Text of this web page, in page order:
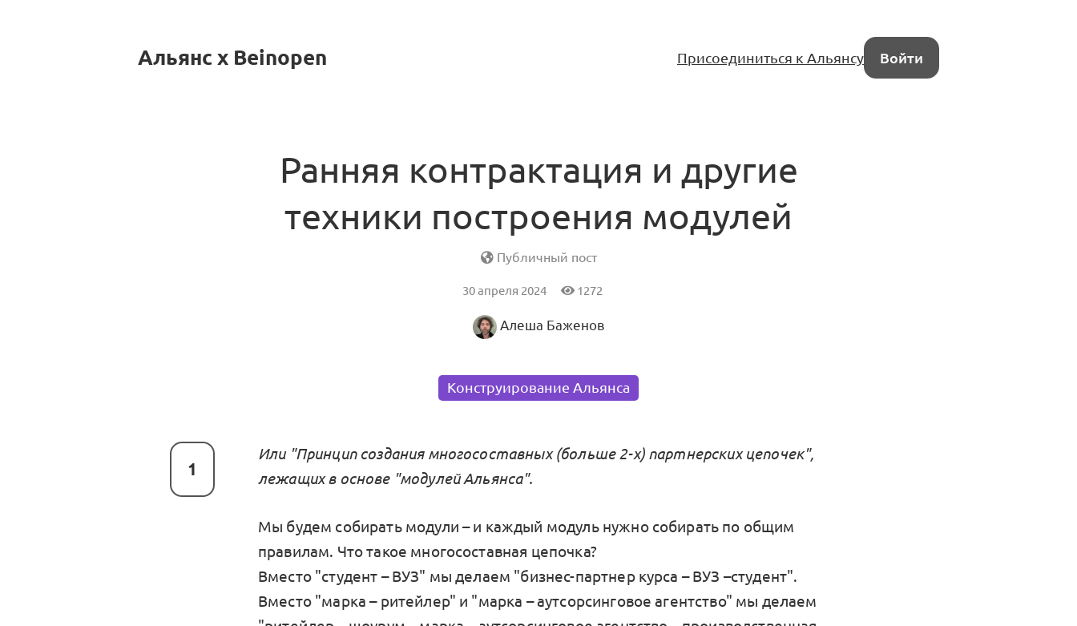
Альянс x Beinopen Присоединиться к Альянсу Войти
Ранняя контрактация и другие
техники построения модулей
Публичный пост
30 апреля 2024 1272
Алеша Баженов
Конструирование Альянса
1
Или "Принцип создания многосоставных (больше 2-х) партнерских цепочек",
лежащих в основе "модулей Альянса".
Мы будем собирать модули – и каждый модуль нужно собирать по общим
правилам. Что такое многосоставная цепочка?
Вместо "студент – ВУЗ" мы делаем "бизнес-партнер курса – ВУЗ –студент".
Вместо "марка – ритейлер" и "марка – аутсорсинговое агентство" мы делаем